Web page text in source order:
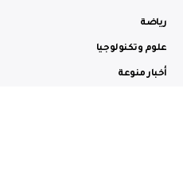
رياضة
علوم وتكنولوجيا
أخبار منوعة